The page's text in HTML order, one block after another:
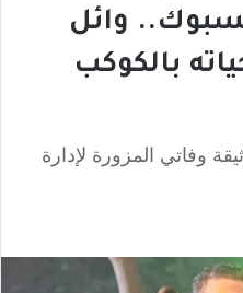
وائل
بالكوكب
وفاتي المزورة لإدارة